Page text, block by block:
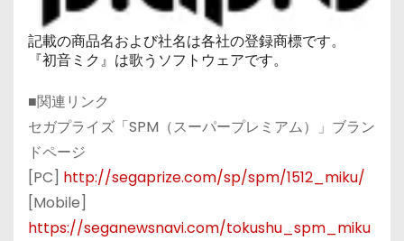
記載の商品名および社名は各社の登録商標です。
『初音ミク』は歌うソフトウェアです。
■関連リンク
セガプライズ「SPM（スーパープレミアム）」ブラン
ドページ
[PC] http://segaprize.com/sp/spm/1512_miku/
[Mobile]
https://seganewsnavi.com/tokushu_spm_miku